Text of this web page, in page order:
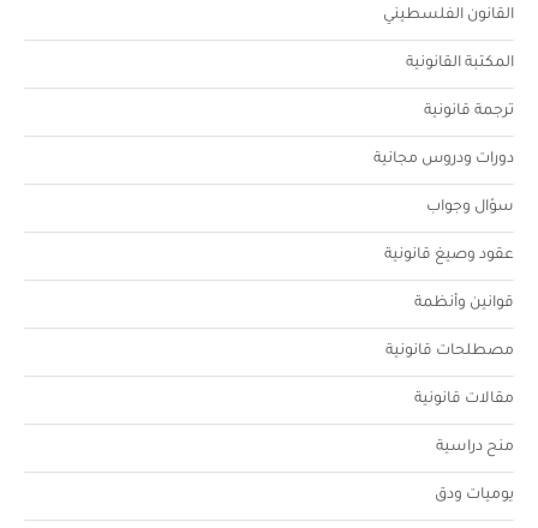
القانون الفلسطيني
المكتبة القانونية
ترجمة قانونية
دورات ودروس مجانية
سؤال وجواب
عقود وصيغ قانونية
قوانين وأنظمة
مصطلحات قانونية
مقالات قانونية
منح دراسية
يوميات ودق